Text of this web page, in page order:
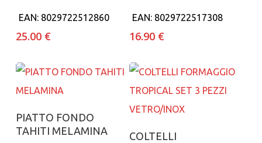
EAN: 8029722512860
25.00 €
EAN: 8029722517308
16.90 €
Aggiungi al carrello
PIATTO FONDO
TAHITI MELAMINA
Aggiungi al carrello
COLTELLI